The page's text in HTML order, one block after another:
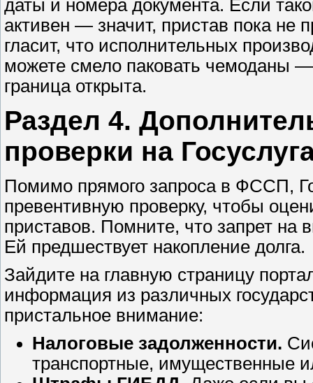
даты и номера документа. Если
активен — значит, пристав пока не
гласит, что исполнительных
можете смело паковать чемоданы —
граница открыта.
Раздел 4.
проверки на
Помимо прямого запроса в ФССП,
превентивную проверку, чтобы
приставов. Помните, что запрет
Ей предшествует накопление долга.
Зайдите на главную страницу
информация из различных
пристальное внимание:
Налоговые задолженности.
транспортные, имущественные